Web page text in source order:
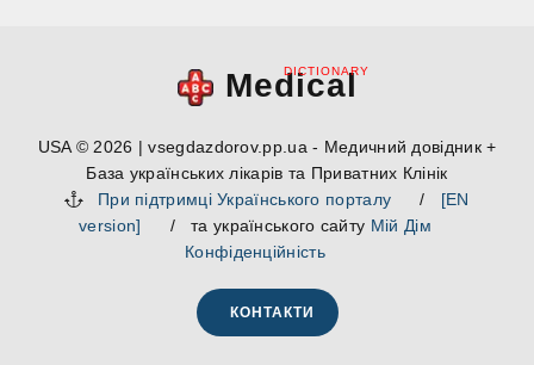
Medical
DICTIONARY
USA © 2026 | vsegdazdorov.pp.ua - Медичний довідник +
База українських лікарів та Приватних Клінік
При підтримці Українського порталу
/ [EN
version]
/ та українського сайту Мій Дім
Конфіденційність
КОНТАКТИ